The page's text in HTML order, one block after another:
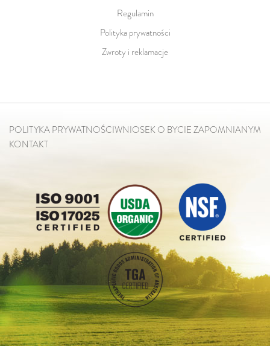
Regulamin
Polityka prywatności
Zwroty i reklamacje
POLITYKA PRYWATNOŚCIWNIOSEK O BYCIE ZAPOMNIANYM
KONTAKT